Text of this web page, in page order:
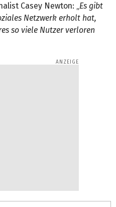
Casey Newton: „ Es gibt
Netzwerk erholt hat,
so viele Nutzer verloren